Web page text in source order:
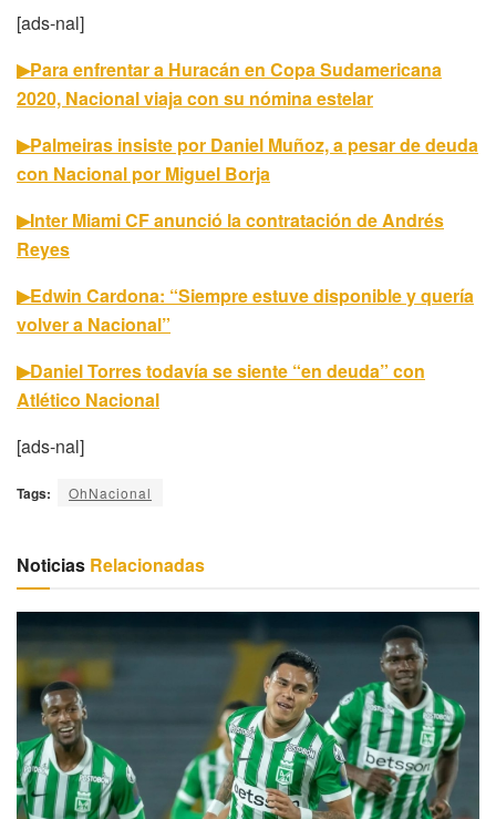
[ads-nal]
▶Para enfrentar a Huracán en Copa Sudamericana
2020, Nacional viaja con su nómina estelar
▶Palmeiras insiste por Daniel Muñoz, a pesar de deuda
con Nacional por Miguel Borja
▶Inter Miami CF anunció la contratación de Andrés
Reyes
▶Edwin Cardona: “Siempre estuve disponible y quería
volver a Nacional”
▶Daniel Torres todavía se siente “en deuda” con
Atlético Nacional
[ads-nal]
Tags: OhNacional
Noticias Relacionadas